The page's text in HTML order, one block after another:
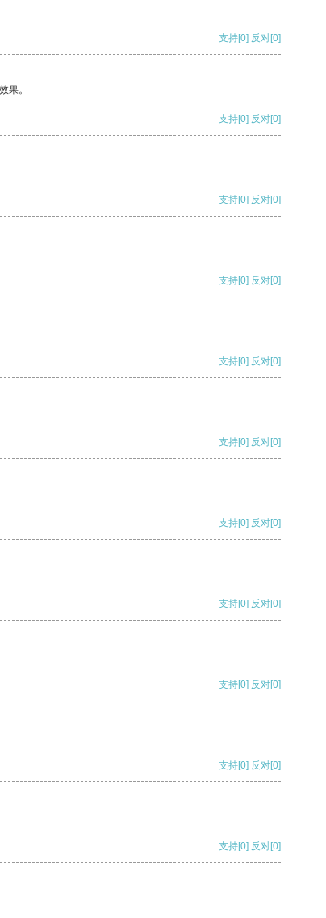
支持[0] 反对[0]
果。
支持[0] 反对[0]
支持[0] 反对[0]
支持[0] 反对[0]
支持[0] 反对[0]
支持[0] 反对[0]
支持[0] 反对[0]
支持[0] 反对[0]
支持[0] 反对[0]
支持[0] 反对[0]
支持[0] 反对[0]